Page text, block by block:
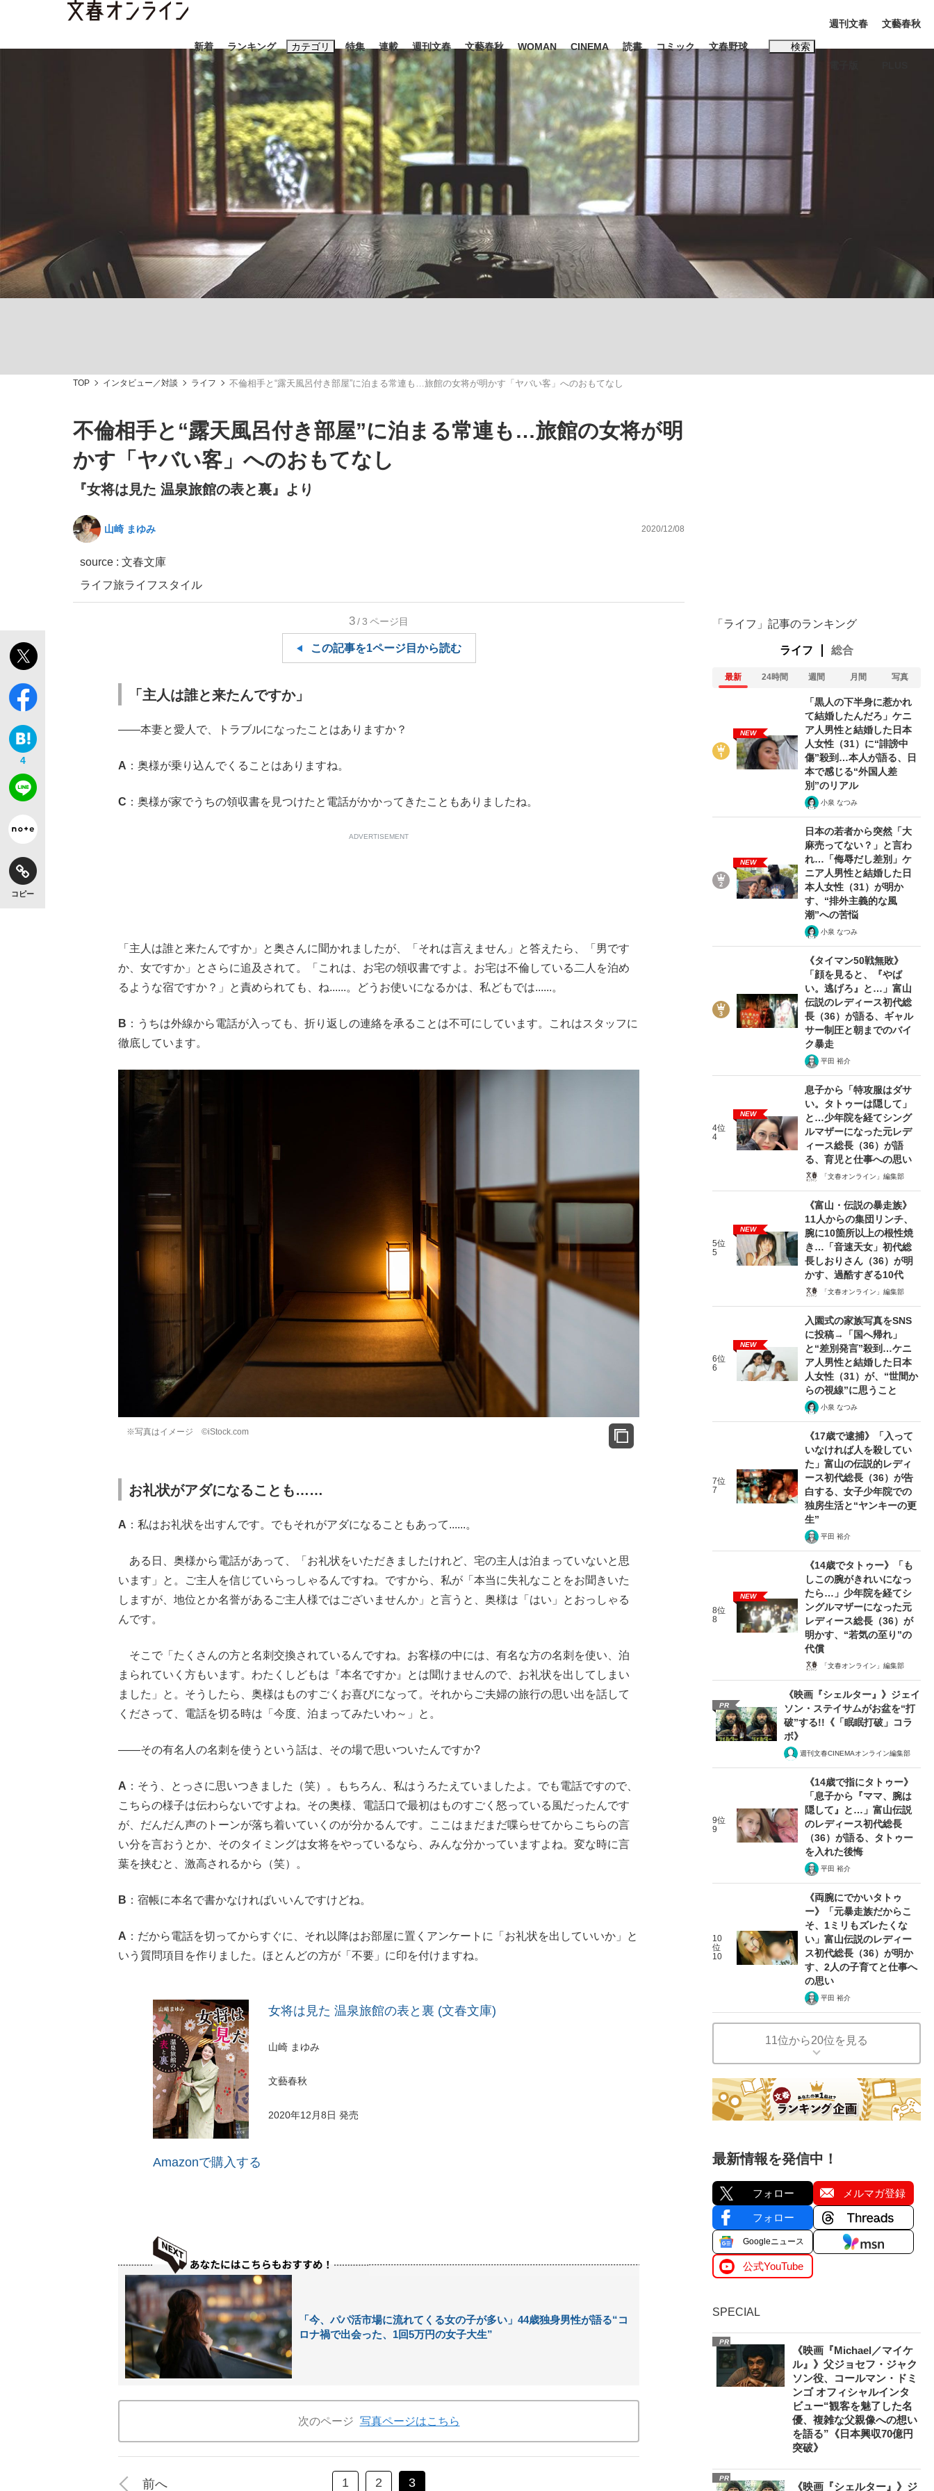
新着 ランキング カテゴリ
スクープ ニュース エンタメ ライフ ビジネス インタビュー
「90%は失敗する。でも…」本田圭佑が初めて明かした日本代表監督に... 「最悪の空気のまま解散」WBC日本代表“敗戦”の真実 選手が明かす...
「敗因分析は一切聞かれなかった」侍ジャパン選手が証言した“NPB聞... 「クマが悪者扱いされているのが悲しい」『北の国から』倉本聰氏（91...
「目標達成できなかったからと言って…」サッカー日本代表・森保一監督...
もっと見る
特集
終戦から81年 私のあのとき、私のいま
キングの誕生を、目撃せよ。
いまさら聞けない資産運用のすべて
連載 週刊文春 文藝春秋 WOMAN CINEMA 読書 コミック 文春野球 検索
キーワード入力
おすすめのキーワードタグ一覧
#藤田晋 #三山凌輝 #高市早苗 #後藤真希 #森岡毅 #城彰二 #内田有紀
#玉木雄一郎
#亀和田武
週刊文春 文藝春秋
TOP インタビュー／対談 ライフ 不倫相手と“露天風呂付き部屋”に泊まる常連も…旅館の女将が明かす「ヤバい客」へのおもてなし
不倫相手と“露天風呂付き部屋”に泊まる常連も…旅館の女将が明
かす「ヤバい客」へのおもてなし
『女将は見た 温泉旅館の表と裏』より
山崎 まゆみ 2020/12/08
source : 文春文庫
ライフ旅ライフスタイル
4
コピー
3/3 ページ目
この記事を1ページ目から読む
「主人は誰と来たんですか」
――本妻と愛人で、トラブルになったことはありますか？
A ：奥様が乗り込んでくることはありますね。
C ：奥様が家でうちの領収書を見つけたと電話がかかってきたこともありましたね。
ADVERTISEMENT
「主人は誰と来たんですか」と奥さんに聞かれましたが、「それは言えません」と答えたら、「男です
か、女ですか」とさらに追及されて。「これは、お宅の領収書ですよ。お宅は不倫している二人を泊め
るような宿ですか？」と責められても、ね......。どうお使いになるかは、私どもでは......。
B ：うちは外線から電話が入っても、折り返しの連絡を承ることは不可にしています。これはスタッフに
徹底しています。
※写真はイメージ ©iStock.com
お礼状がアダになることも……
A ：私はお礼状を出すんです。でもそれがアダになることもあって......。
ある日、奥様から電話があって、「お礼状をいただきましたけれど、宅の主人は泊まっていないと思
います」と。ご主人を信じていらっしゃるんですね。ですから、私が「本当に失礼なことをお聞きいた
しますが、地位とか名誉があるご主人様ではございませんか」と言うと、奥様は「はい」とおっしゃる
んです。
そこで「たくさんの方と名刺交換されているんですね。お客様の中には、有名な方の名刺を使い、泊
まられていく方もいます。わたくしどもは『本名ですか』とは聞けませんので、お礼状を出してしまい
ました」と。そうしたら、奥様はものすごくお喜びになって。それからご夫婦の旅行の思い出を話して
くださって、電話を切る時は「今度、泊まってみたいわ～」と。
――その有名人の名刺を使うという話は、その場で思いついたんですか?
A ：そう、とっさに思いつきました（笑）。もちろん、私はうろたえていましたよ。でも電話ですので、
こちらの様子は伝わらないですよね。その奥様、電話口で最初はものすごく怒っている風だったんです
が、だんだん声のトーンが落ち着いていくのが分かるんです。ここはまだまだ喋らせてからこちらの言
い分を言おうとか、そのタイミングは女将をやっているなら、みんな分かっていますよね。変な時に言
葉を挟むと、激高されるから（笑）。
B ：宿帳に本名で書かなければいいんですけどね。
A ：だから電話を切ってからすぐに、それ以降はお部屋に置くアンケートに「お礼状を出していいか」と
いう質問項目を作りました。ほとんどの方が「不要」に印を付けますね。
女将は見た 温泉旅館の表と裏 (文春文庫)
山崎 まゆみ
文藝春秋
2020年12月8日 発売
Amazonで購入する
「今、パパ活市場に流れてくる女の子が多い」44歳独身男性が語る“コ
ロナ禍で出会った、1回5万円の女子大生”
次のページ 写真ページはこちら
前へ 1 2 3
「ライフ」記事のランキング
ライフ 総合
最新 24時間 週間 月間 写真
NEW
「黒人の下半身に惹かれ
て結婚したんだろ」ケニ
ア人男性と結婚した日本
人女性（31）に“誹謗中
傷”殺到…本人が語る、日
本で感じる“外国人差
別”のリアル
小泉 なつみ
NEW
日本の若者から突然「大
麻売ってない？」と言わ
れ…「侮辱だし差別」ケ
ニア人男性と結婚した日
本人女性（31）が明か
す、“排外主義的な風
潮”への苦悩
小泉 なつみ
《タイマン50戦無敗》
「顔を見ると、『やば
い。逃げろ』と…」富山
伝説のレディース初代総
長（36）が語る、ギャル
サー制圧と朝までのバイ
ク暴走
平田 裕介
4位
4
NEW
息子から「特攻服はダサ
い。タトゥーは隠して」
と…少年院を経てシング
ルマザーになった元レデ
ィース総長（36）が語
る、育児と仕事への思い
「文春オンライン」編集部
5位
5
NEW
《富山・伝説の暴走族》
11人からの集団リンチ、
腕に10箇所以上の根性焼
き…「音速天女」初代総
長しおりさん（36）が明
かす、過酷すぎる10代
「文春オンライン」編集部
6位
6
NEW
入園式の家族写真をSNS
に投稿→「国へ帰れ」
と“差別発言”殺到…ケニ
ア人男性と結婚した日本
人女性（31）が、“世間か
らの視線”に思うこと
小泉 なつみ
7位
7
《17歳で逮捕》「入って
いなければ人を殺してい
た」富山の伝説的レディ
ース初代総長（36）が告
白する、女子少年院での
独房生活と“ヤンキーの更
生”
平田 裕介
8位
8
NEW
《14歳でタトゥー》「も
しこの腕がきれいになっ
たら…」少年院を経てシ
ングルマザーになった元
レディース総長（36）が
明かす、“若気の至り”の
代償
「文春オンライン」編集部
PR
《映画『シェルター』》ジェイ
ソン・ステイサムがお盆を“打
破”する!!《「眠眠打破」コラ
ボ》
週刊文春CINEMAオンライン編集部
9位
9
《14歳で指にタトゥー》
「息子から『ママ、腕は
隠して』と…」富山伝説
のレディース初代総長
（36）が語る、タトゥー
を入れた後悔
平田 裕介
10
位
10
《両腕にでかいタトゥ
ー》「元暴走族だからこ
そ、1ミリもズレたくな
い」富山伝説のレディー
ス初代総長（36）が明か
す、2人の子育てと仕事へ
の思い
平田 裕介
11位から20位を見る
最新情報を発信中！
フォロー メルマガ登録
フォロー
Googleニュース
公式YouTube
SPECIAL
PR
《映画『Michael／マイケ
ル』》父ジョセフ・ジャク
ソン役、コールマン・ドミ
ンゴ オフィシャルインタ
ビュー“観客を魅了した名
優、複雑な父親像への想い
を語る”《日本興収70億円
突破》
PR
《映画『シェルター』》ジ